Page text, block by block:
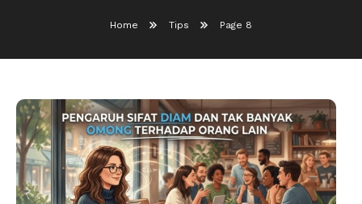
Home Tips Page 8